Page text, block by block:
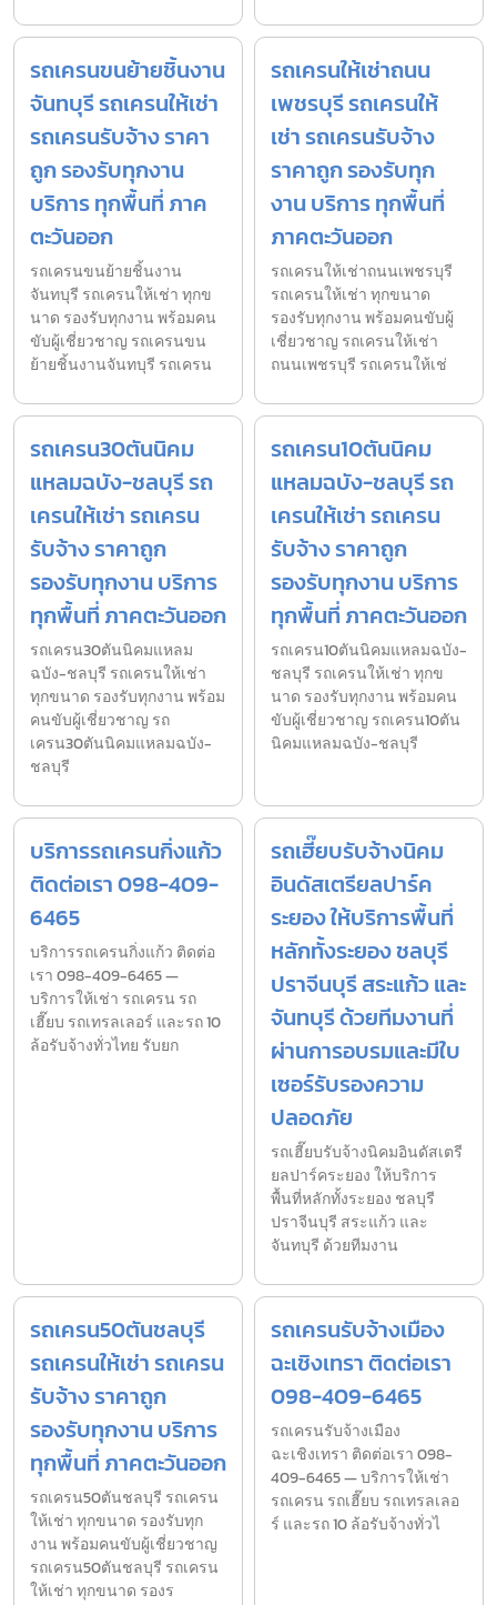
รถเครนขนย้ายชิ้นงาน
จันทบุรี รถเครนให้เช่า
รถเครนรับจ้าง ราคา
ถูก รองรับทุกงาน
บริการ ทุกพื้นที่ ภาค
ตะวันออก
รถเครนขนย้ายชิ้นงาน
จันทบุรี รถเครนให้เช่า ทุกข
นาด รองรับทุกงาน พร้อมคน
ขับผู้เชี่ยวชาญ รถเครนขน
ย้ายชิ้นงานจันทบุรี รถเครน
รถเครนให้เช่าถนน
เพชรบุรี รถเครนให้
เช่า รถเครนรับจ้าง
ราคาถูก รองรับทุก
งาน บริการ ทุกพื้นที่
ภาคตะวันออก
รถเครนให้เช่าถนนเพชรบุรี
รถเครนให้เช่า ทุกขนาด
รองรับทุกงาน พร้อมคนขับผู้
เชี่ยวชาญ รถเครนให้เช่า
ถนนเพชรบุรี รถเครนให้เช่
รถเครน30ตันนิคม
แหลมฉบัง-ชลบุรี รถ
เครนให้เช่า รถเครน
รับจ้าง ราคาถูก
รองรับทุกงาน บริการ
ทุกพื้นที่ ภาคตะวันออก
รถเครน30ตันนิคมแหลม
ฉบัง-ชลบุรี รถเครนให้เช่า
ทุกขนาด รองรับทุกงาน พร้อม
คนขับผู้เชี่ยวชาญ รถ
เครน30ตันนิคมแหลมฉบัง-
ชลบุรี
รถเครน10ตันนิคม
แหลมฉบัง-ชลบุรี รถ
เครนให้เช่า รถเครน
รับจ้าง ราคาถูก
รองรับทุกงาน บริการ
ทุกพื้นที่ ภาคตะวันออก
รถเครน10ตันนิคมแหลมฉบัง-
ชลบุรี รถเครนให้เช่า ทุกข
นาด รองรับทุกงาน พร้อมคน
ขับผู้เชี่ยวชาญ รถเครน10ตัน
นิคมแหลมฉบัง-ชลบุรี
บริการรถเครนกิ่งแก้ว
ติดต่อเรา 098-409-
6465
บริการรถเครนกิ่งแก้ว ติดต่อ
เรา 098-409-6465 —
บริการให้เช่า รถเครน รถ
เฮี๊ยบ รถเทรลเลอร์ และรถ 10
ล้อรับจ้างทั่วไทย รับยก
รถเฮี๊ยบรับจ้างนิคม
อินดัสเตรียลปาร์ค
ระยอง ให้บริการพื้นที่
หลักทั้งระยอง ชลบุรี
ปราจีนบุรี สระแก้ว และ
จันทบุรี ด้วยทีมงานที่
ผ่านการอบรมและมีใบ
เซอร์รับรองความ
ปลอดภัย
รถเฮี๊ยบรับจ้างนิคมอินดัสเตรี
ยลปาร์คระยอง ให้บริการ
พื้นที่หลักทั้งระยอง ชลบุรี
ปราจีนบุรี สระแก้ว และ
จันทบุรี ด้วยทีมงาน
รถเครน50ตันชลบุรี
รถเครนให้เช่า รถเครน
รับจ้าง ราคาถูก
รองรับทุกงาน บริการ
ทุกพื้นที่ ภาคตะวันออก
รถเครน50ตันชลบุรี รถเครน
ให้เช่า ทุกขนาด รองรับทุก
งาน พร้อมคนขับผู้เชี่ยวชาญ
รถเครน50ตันชลบุรี รถเครน
ให้เช่า ทุกขนาด รองร
รถเครนรับจ้างเมือง
ฉะเชิงเทรา ติดต่อเรา
098-409-6465
รถเครนรับจ้างเมือง
ฉะเชิงเทรา ติดต่อเรา 098-
409-6465 — บริการให้เช่า
รถเครน รถเฮี๊ยบ รถเทรลเลอ
ร์ และรถ 10 ล้อรับจ้างทั่วไ